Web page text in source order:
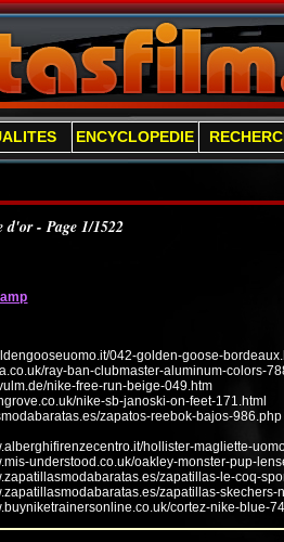
ENCYCLOPEDIE
d'or - Page 1/1522
042-golden-goose-
ray-ban-clubmaster-aluminum-colors-
nike-free-run-beige-049.htm
nike-sb-janoski-on-feet-171.html
zapatos-reebok-bajos-986.php
hollister-magliette-
understood.co.uk/oakley-monster-pup-
zapatillas-le-coq-
zapatillas-
cortez-nike-blue-